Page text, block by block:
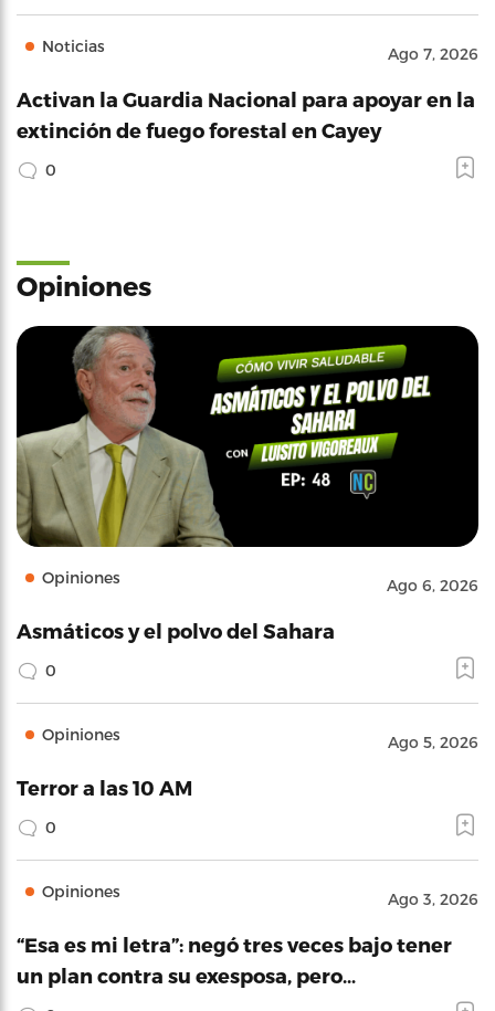
Noticias Ago 7, 2026
Activan la Guardia Nacional para apoyar en la
extinción de fuego forestal en Cayey
0
Opiniones
Opiniones Ago 6, 2026
Asmáticos y el polvo del Sahara
0
Opiniones Ago 5, 2026
Terror a las 10 AM
0
Opiniones Ago 3, 2026
“Esa es mi letra”: negó tres veces bajo tener
un plan contra su exesposa, pero…